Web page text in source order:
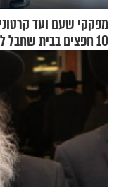
מפקקי שעם ועד
10 חפצים בבית שחבל